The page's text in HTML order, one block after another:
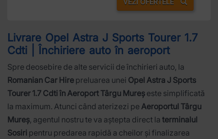
Livrare Opel Astra J Sports Tourer 1.7
Cdti | Închiriere auto în aeroport
Spre deosebire de alte servicii de închirieri auto, la
Romanian Car Hire preluarea unei Opel Astra J Sports
Tourer 1.7 Cdti în Aeroport Târgu Mureș este simplificată
la maximum. Atunci când aterizezi pe Aeroportul Târgu
Mureș, agentul nostru te va aștepta direct la terminalul
Sosiri pentru predarea rapidă a cheilor și finalizarea